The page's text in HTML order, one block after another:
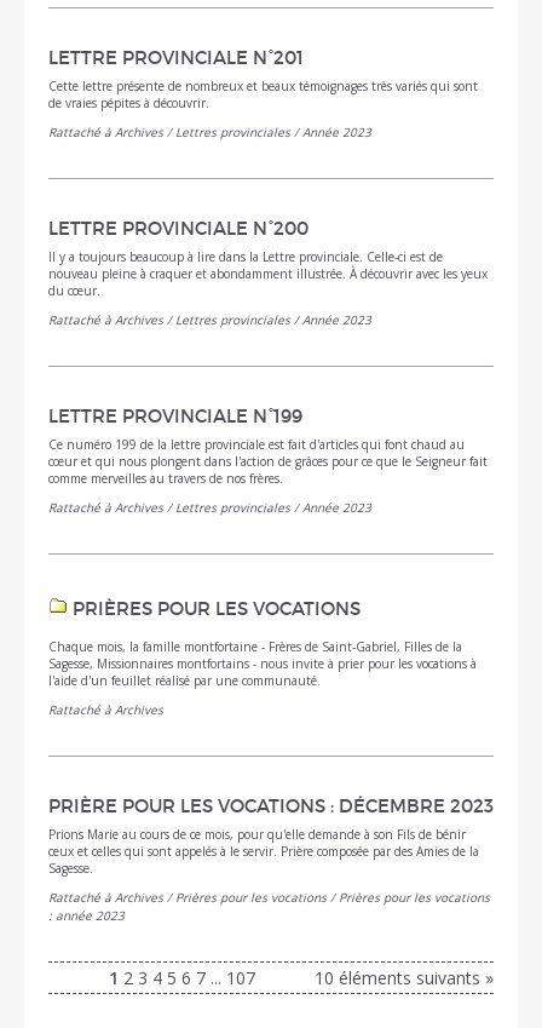
LETTRE PROVINCIALE N°201
Cette lettre présente de nombreux et beaux témoignages très variés qui sont
de vraies pépites à découvrir.
Rattaché à Archives / Lettres provinciales /Année 2023
LETTRE PROVINCIALE N°200
Il y a toujours beaucoup à lire dans la Lettre provinciale. Celle-ci est de
nouveau pleine à craquer et abondamment illustrée. À découvrir avec les yeux
du cœur.
Rattaché à Archives / Lettres provinciales /Année 2023
LETTRE PROVINCIALE N°199
Ce numéro 199 de la lettre provinciale est fait d'articles qui font chaud au
cœur et qui nous plongent dans l'action de grâces pour ce que le Seigneur fait
comme merveilles au travers de nos frères.
Rattaché à Archives / Lettres provinciales /Année 2023
PRIÈRES POUR LES VOCATIONS
Chaque mois, la famille montfortaine - Frères de Saint-Gabriel, Filles de la
Sagesse, Missionnaires montfortains - nous invite à prier pour les vocations à
l'aide d'un feuillet réalisé par une communauté.
Rattaché à Archives
PRIÈRE POUR LES VOCATIONS : DÉCEMBRE 2023
Prions Marie au cours de ce mois, pour qu'elle demande à son Fils de bénir
ceux et celles qui sont appelés à le servir. Prière composée par des Amies de la
Sagesse.
Rattaché à Archives / Prières pour les vocations / Prières pour les vocations
: année 2023
10 éléments suivants »
1 2 3 4 5 6 7 ... 107